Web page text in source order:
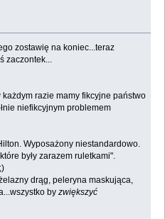
zostawię na koniec...teraz
zaczontek...
razie mamy fikcyjne państwo
niefikcyjnym problemem
Wyposażony niestandardowo.
były zarazem ruletkami".
drąg, peleryna maskująca,
byzwiększyć